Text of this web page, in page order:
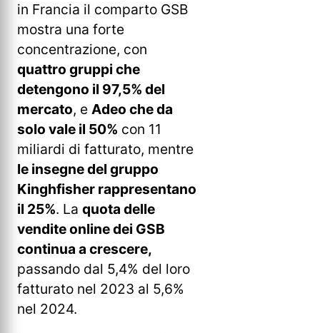
in Francia il comparto GSB
mostra una forte
concentrazione, con
quattro gruppi che
detengono il 97,5% del
mercato, e Adeo che da
solo vale il 50% con 11
miliardi di fatturato, mentre
le insegne del gruppo
Kinghfisher rappresentano
il 25%. La quota delle
vendite online dei GSB
continua a crescere,
passando dal 5,4% del loro
fatturato nel 2023 al 5,6%
nel 2024.